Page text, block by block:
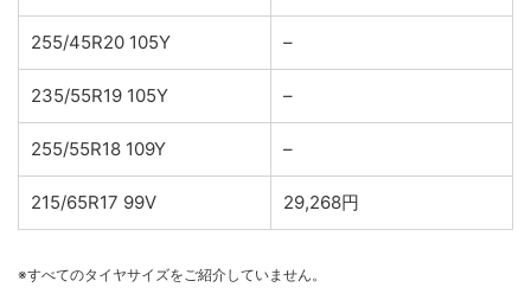
255/45R20 105Y –
235/55R19 105Y –
255/55R18 109Y –
215/65R17 99V 29,268円
※すべてのタイヤサイズをご紹介していません。